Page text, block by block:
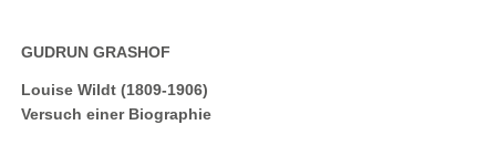
GUDRUN GRASHOF
Louise Wildt (1809-1906)
Versuch einer Biographie